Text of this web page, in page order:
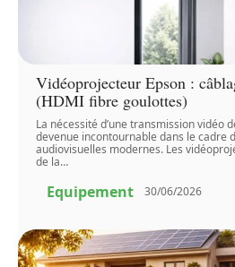
Vidéoprojecteur Epson :
(HDMI fibre goulottes)
La nécessité d’une transmission vidéo
devenue incontournable dans le cadre
audiovisuelles modernes. Les
de la…
Equipement 30/06/2026